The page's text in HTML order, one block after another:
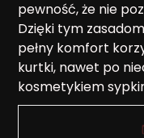
pewność, że nie
Dzięki tym
pełny komfort
kurtki, nawet po
kosmetykiem